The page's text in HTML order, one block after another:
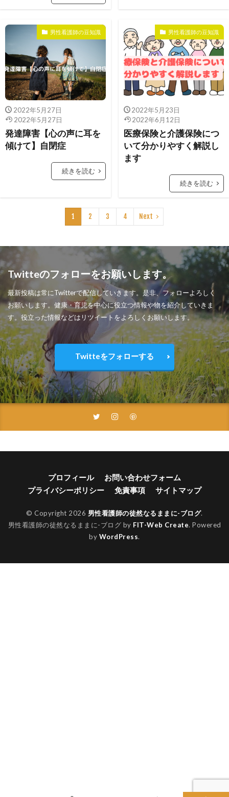
男性看護師の豆知識
2022年5月27日
2022年5月27日
発達障害【心の声に耳を
傾けて】自閉症
続きを読む
男性看護師の豆知識
2022年5月23日
2022年6月12日
医療保険と介護保険につ
いて分かりやすく解説し
ます
続きを読む
1 2 3 4 Next
Twitteのフォローをお願いします。
最新投稿は常にTwitterで配信していきます。是非、フォローよろしく
お願いします。健康・育児を中心に役立つ情報や物を紹介していきま
す。役立った情報などはリツイートをよろしくお願いします。
Twitteをフォローする
プロフィール
お問い合わせフォーム
プライバシーポリシー
免責事項 サイトマップ
© Copyright 2026 男性看護師の徒然なるままに-ブログ.
男性看護師の徒然なるままに-ブログ by FIT-Web Create. Powered
by WordPress.